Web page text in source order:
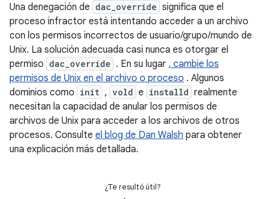
Una denegación de dac_override significa que el
proceso infractor está intentando acceder a un archivo
con los permisos incorrectos de usuario/grupo/mundo de
Unix. La solución adecuada casi nunca es otorgar el
permiso dac_override . En su lugar , cambie los
permisos de Unix en el archivo o proceso . Algunos
dominios como init , vold e installd realmente
necesitan la capacidad de anular los permisos de
archivos de Unix para acceder a los archivos de otros
procesos. Consulte el blog de Dan Walsh para obtener
una explicación más detallada.
¿Te resultó útil?